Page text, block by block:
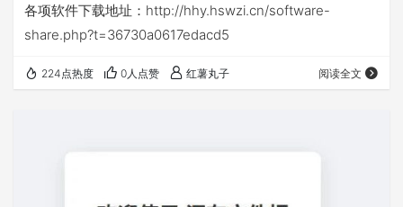
各项软件下载地址：http://hhy.hswzi.cn/software-
share.php?t=36730a0617edacd5
224点热度 0人点赞 红薯丸子 阅读全文